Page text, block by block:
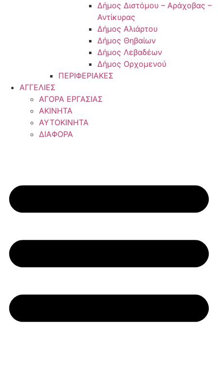
Δήμος Διστόμου – Αράχοβας –
Αντίκυρας
Δήμος Αλιάρτου
Δήμος Θηβαίων
Δήμος Λεβαδέων
Δήμος Ορχομενού
ΠΕΡΙΦΕΡΙΑΚΕΣ
ΑΓΓΕΛΙΕΣ
ΑΓΟΡΑ ΕΡΓΑΣΙΑΣ
ΑΚΙΝΗΤΑ
ΑΥΤΟΚΙΝΗΤΑ
ΔΙΑΦΟΡΑ